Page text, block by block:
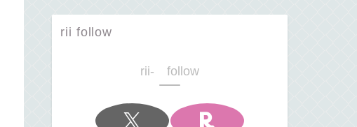
rii follow
rii- follow